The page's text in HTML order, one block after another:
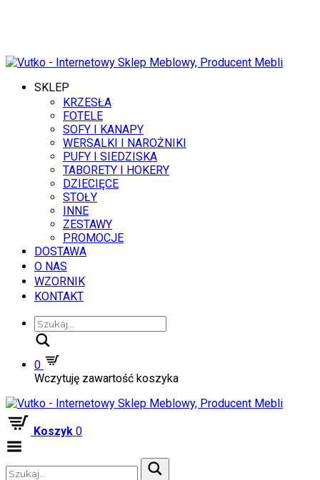
SKLEP
KRZESŁA
FOTELE
SOFY I KANAPY
WERSALKI I NAROŻNIKI
PUFY I SIEDZISKA
TABORETY I HOKERY
DZIECIĘCE
STOŁY
INNE
ZESTAWY
PROMOCJE
DOSTAWA
O NAS
WZORNIK
KONTAKT
0
Wczytuję zawartość koszyka
Koszyk 0